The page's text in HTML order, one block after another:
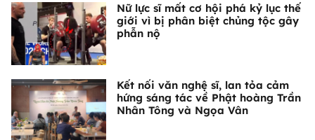
Nữ lực sĩ mất cơ hội phá kỷ lục thế
giới vì bị phân biệt chủng tộc gây
phẫn nộ
Kết nối văn nghệ sĩ, lan tỏa cảm
hứng sáng tác về Phật hoàng Trần
Nhân Tông và Ngọa Vân